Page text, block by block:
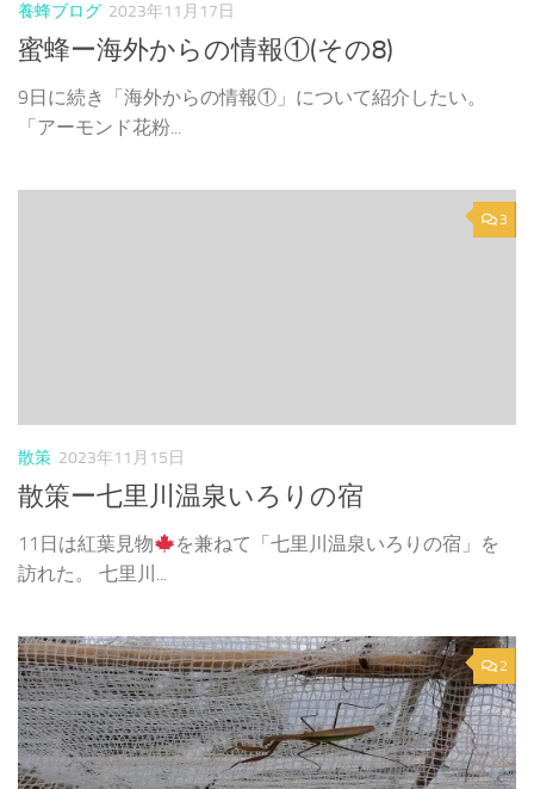
養蜂ブログ 2023年11月17日
蜜蜂ー海外からの情報①(その8)
9日に続き「海外からの情報①」について紹介したい。
「アーモンド花粉...
3
散策 2023年11月15日
散策ー七里川温泉いろりの宿
11日は紅葉見物
を兼ねて「七里川温泉いろりの宿」を
訪れた。 七里川...
2